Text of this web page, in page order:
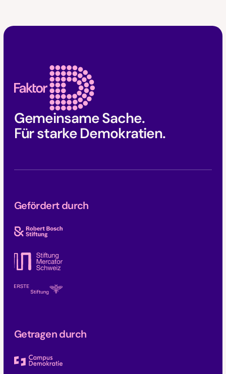
Faktor D Footer
Gemeinsame Sache.
Für starke Demokratien.
Gefördert durch
Getragen durch